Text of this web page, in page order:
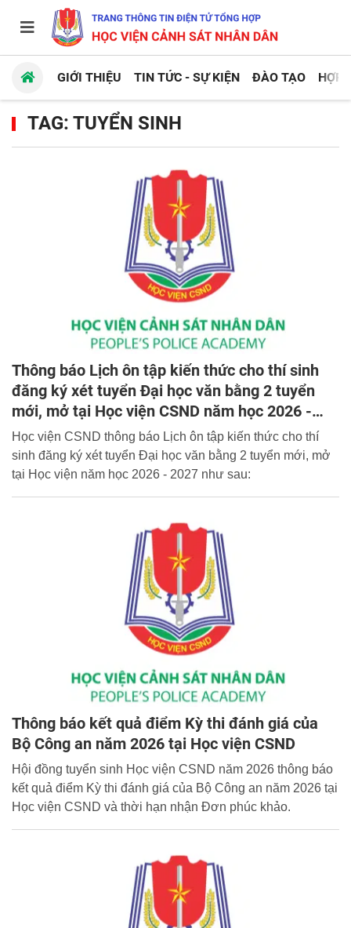
GIỚI THIỆU TIN TỨC - SỰ KIỆN ĐÀO TẠO HỢP
TAG: TUYỂN SINH
Thông báo Lịch ôn tập kiến thức cho thí sinh
đăng ký xét tuyển Đại học văn bằng 2 tuyển
mới, mở tại Học viện CSND năm học 2026 -
2027
Học viện CSND thông báo Lịch ôn tập kiến thức cho thí
sinh đăng ký xét tuyển Đại học văn bằng 2 tuyển mới, mở
tại Học viện năm học 2026 - 2027 như sau:
Thông báo kết quả điểm Kỳ thi đánh giá của
Bộ Công an năm 2026 tại Học viện CSND
Hội đồng tuyển sinh Học viện CSND năm 2026 thông báo
kết quả điểm Kỳ thi đánh giá của Bộ Công an năm 2026 tại
Học viện CSND và thời hạn nhận Đơn phúc khảo.